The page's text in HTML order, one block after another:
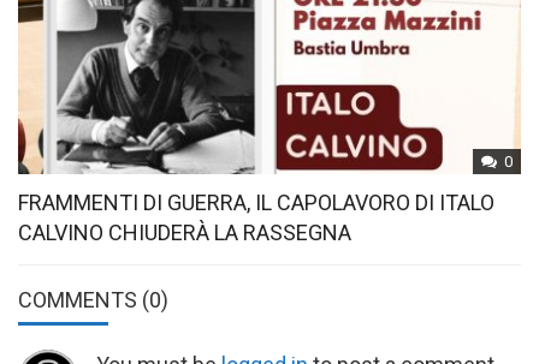
0
FRAMMENTI DI GUERRA, IL CAPOLAVORO DI ITALO
CALVINO CHIUDERÀ LA RASSEGNA
COMMENTS (0)